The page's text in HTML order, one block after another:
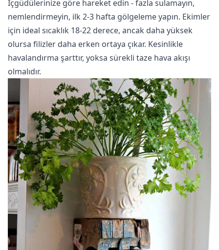
İçgüdülerinize göre hareket edin - fazla sulamayın,
nemlendirmeyin, ilk 2-3 hafta gölgeleme yapın. Ekimler
için ideal sıcaklık 18-22 derece, ancak daha yüksek
olursa filizler daha erken ortaya çıkar. Kesinlikle
havalandırma şarttır, yoksa sürekli taze hava akışı
olmalıdır.